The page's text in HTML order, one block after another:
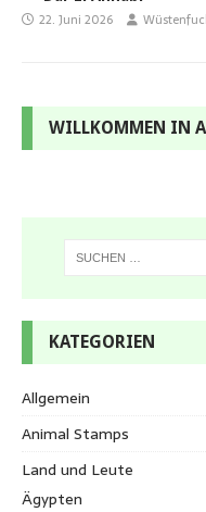
22. Juni 2026
WILLKOMMEN IN
KATEGORIEN
Allgemein
Animal Stamps
Land und Leute
Ägypten